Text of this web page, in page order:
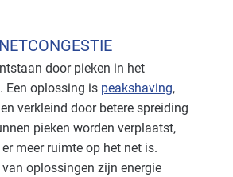
door pieken in het
Een oplossing is peakshaving,
verkleind door betere spreiding
pieken worden verplaatst,
meer ruimte op het net is.
oplossingen zijn energie